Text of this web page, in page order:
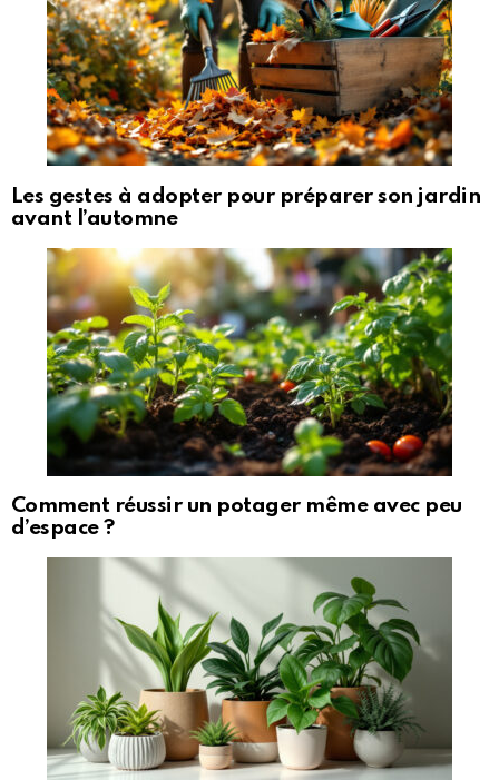
Les gestes à adopter pour préparer son jardin
avant l’automne
Comment réussir un potager même avec peu
d’espace ?